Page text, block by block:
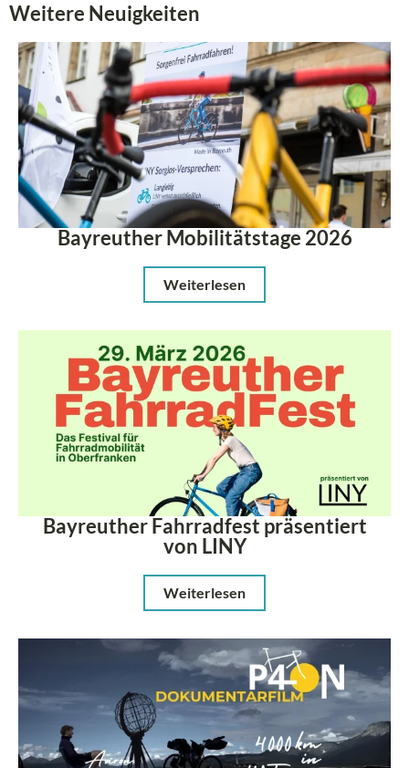
Weitere Neuigkeiten
Bayreuther Mobilitätstage 2026
Weiterlesen
Bayreuther Fahrradfest präsentiert
von LINY
Weiterlesen